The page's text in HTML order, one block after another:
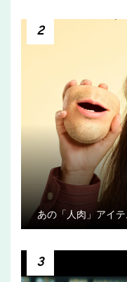
2
あの「人肉」アイ
3